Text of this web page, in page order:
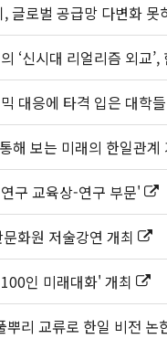
글로벌 공급망 다변화
‘신시대 리얼리즘 외교
대응에 타격 입은 대학들
해 보는 미래의 한일관계
구 교육상-연구 부문'
화원 저술강연 개최
인 미래대화' 개최
리 교류로 한일 비전 논